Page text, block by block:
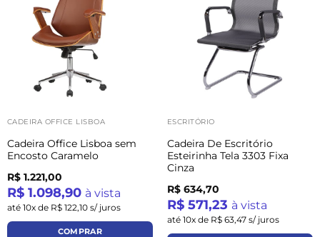
CADEIRA OFFICE LISBOA
Cadeira Office Lisboa sem
Encosto Caramelo
R$ 1.221,00
R$ 1.098,90 à vista
até 10x de R$ 122,10 s/ juros
COMPRAR
wishlist
ESCRITÓRIO
Cadeira De Escritório
Esteirinha Tela 3303 Fixa
Cinza
R$ 634,70
R$ 571,23 à vista
até 10x de R$ 63,47 s/ juros